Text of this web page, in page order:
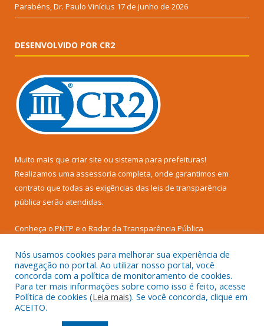
Parabéns, Dr. Paulo Vinícius 17 de junho de 2026
DESENVOLVIDO POR CR2
Muito mais que criar site ou sistema para prefeituras!
Realizamos uma assessoria completa, onde garantimos em
contrato que todas as exigências das leis de transparência
pública serão atendidas.
Conheça o PNTP e o Radar da Transparência Pública
Todos os direitos reservados a Câmara Municipal de Senador
José Porfírio.
Nós usamos cookies para melhorar sua experiência de
navegação no portal. Ao utilizar nosso portal, você
concorda com a política de monitoramento de cookies.
Para ter mais informações sobre como isso é feito, acesse
Política de cookies (Leia mais). Se você concorda, clique em
ACEITO.